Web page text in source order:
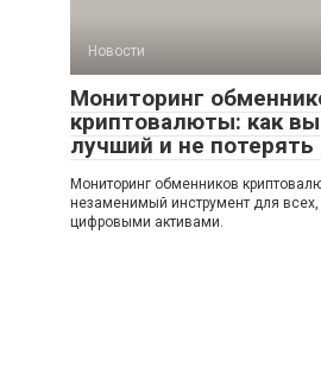
Новости
Мониторинг
криптовалюты: как
лучший и не потерять
Мониторинг обменников
незаменимый инструмент для всех,
цифровыми активами.